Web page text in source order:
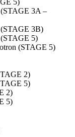
3A –
3B)
5)
(STAGE 5)
2)
5)
2)
5)